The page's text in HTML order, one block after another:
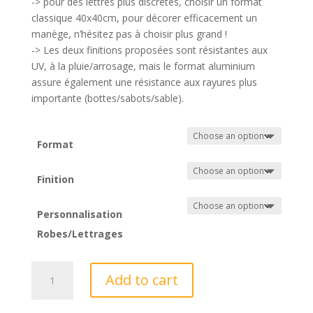
classique 40x40cm, pour décorer efficacement un
manège, n’hésitez pas à choisir plus grand !
-> Les deux finitions proposées sont résistantes aux
UV, à la pluie/arrosage, mais le format aluminium
assure également une résistance aux rayures plus
importante (bottes/sabots/sable).
Format
Finition
Personnalisation
Robes/Lettrages
Add to cart